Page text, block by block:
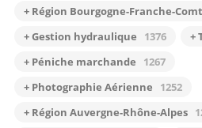
+ Région Bourgogne-Franche-
+ Gestion hydraulique
1376 +
+ Péniche marchande
1267
+ Photographie Aérienne
1252
+ Région Auvergne-Rhône-Alpes